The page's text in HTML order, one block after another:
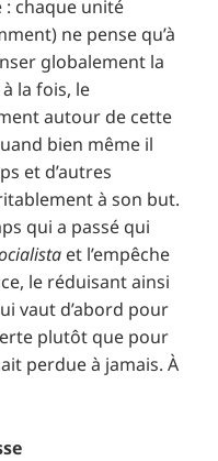
chaque unité
ne pense qu’à
globalement la
la fois, le
autour de cette
bien même il
et d’autres
à son but.
qui a passé qui
et l’empêche
le réduisant ainsi
vaut d’abord pour
plutôt que pour
perdue à jamais. À